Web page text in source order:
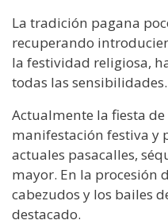
La tradición pagana
recuperando
la festividad religiosa,
todas las sensibilidades.
Actualmente la fiesta de
manifestación festiva y
actuales pasacalles,
mayor. En la procesión
cabezudos y los bailes
destacado.